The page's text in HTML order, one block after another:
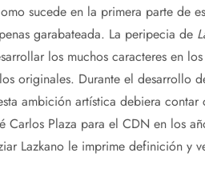
sucede en la primera parte de
garabateada. La peripecia de
los muchos caracteres en
originales. Durante el desarrollo
ambición artística debiera contar
Carlos Plaza para el CDN en los
Lazkano le imprime definición y